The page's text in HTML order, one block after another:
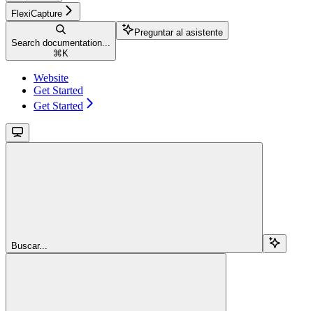
FlexiCapture
Search documentation...
⌘ K
Preguntar al asistente
Website
Get Started
Get Started
Buscar...